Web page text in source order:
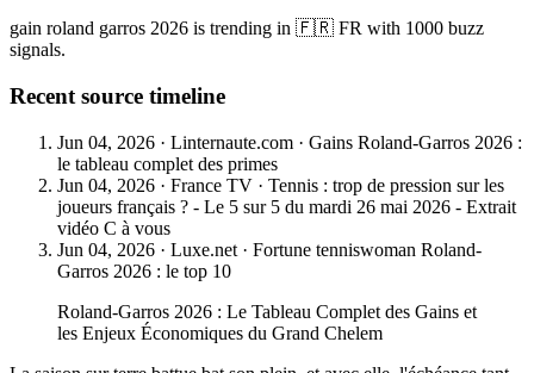
gain roland garros 2026 is trending in 🇫🇷 FR with 1000 buzz
signals.
Recent source timeline
Jun 04, 2026 · Linternaute.com · Gains Roland-Garros 2026 :
le tableau complet des primes
Jun 04, 2026 · France TV · Tennis : trop de pression sur les
joueurs français ? - Le 5 sur 5 du mardi 26 mai 2026 - Extrait
vidéo C à vous
Jun 04, 2026 · Luxe.net · Fortune tenniswoman Roland-
Garros 2026 : le top 10
Roland-Garros 2026 : Le Tableau Complet des Gains et
les Enjeux Économiques du Grand Chelem